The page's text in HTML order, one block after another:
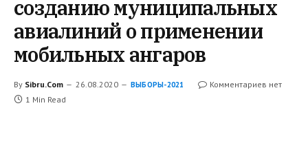
созданию муниципальных
авиалиний о применении
мобильных ангаров
By Sibru.Com 26.08.2020 ВЫБОРЫ-2021
Комментариев нет
1 Min Read